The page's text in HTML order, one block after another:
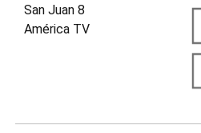
San Juan 8
América TV